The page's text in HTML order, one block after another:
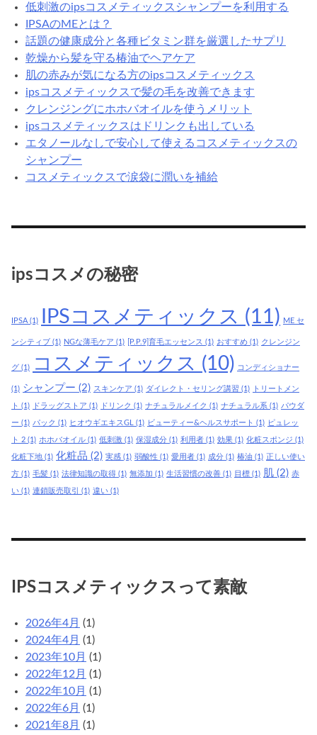
低刺激のipsコスメティックスシャンプーを利用する
IPSAのMEとは？
話題の健康成分と各種ビタミン群を厳選したサプリ
乾燥から髪を守る椿油でヘアケア
肌の赤みが気になる方のipsコスメティックス
ipsコスメティックスで髪の毛を改善できます
クレンジングにホホバオイルを使うメリット
ipsコスメティックスはドリンクも出している
エタノールなしで安心して使えるコスメティックスの
シャンプー
コスメティックスで涙袋に潤いを補給
ipsコスメの秘密
IPSA (1) IPSコスメティックス (11) ME セ
ンシティブ (1) NGな薄毛ケア (1) [P.P.9]育毛エッセンス (1) おすすめ (1) クレンジン
グ (1) コスメティックス (10) コンディショナー
(1) シャンプー (2) スキンケア (1) ダイレクト・セリング講習 (1) トリートメン
ト (1) ドラッグストア (1) ドリンク (1) ナチュラルメイク (1) ナチュラル系 (1) パウダ
ー (1) パック (1) ヒオウギエキスGL (1) ビューティー&ヘルスサポート (1) ピュレッ
ト 2 (1) ホホバオイル (1) 低刺激 (1) 保湿成分 (1) 利用者 (1) 効果 (1) 化粧スポンジ (1)
化粧下地 (1) 化粧品 (2) 実感 (1) 弱酸性 (1) 愛用者 (1) 成分 (1) 椿油 (1) 正しい使い
方 (1) 毛髪 (1) 法律知識の取得 (1) 無添加 (1) 生活習慣の改善 (1) 目標 (1) 肌 (2) 赤
い (1) 連鎖販売取引 (1) 違い (1)
IPSコスメティックスって素敵
2026年4月 (1)
2024年4月 (1)
2023年10月 (1)
2022年12月 (1)
2022年10月 (1)
2022年6月 (1)
2021年8月 (1)